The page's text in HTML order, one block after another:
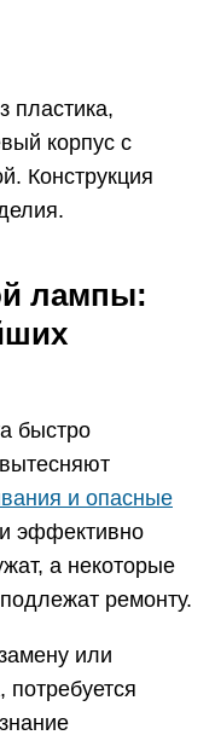
пластика,
корпус с
Конструкция
лампы:
быстро
и опасные
эффективно
а некоторые
ремонту.
или
потребуется